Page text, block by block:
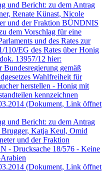
und Bericht: zu dem Antrag
Renate Künast, Nicole
und der Fraktion BÜNDNIS
dem Vorschlag für eine
und des Rates zur
EG des Rates über Honig
13957/12 hier:
Bundesregierung gemäß
Wahlfreiheit für
herstellen - Honig mit
kennzeichnen
(Dokument, Link öffnet
und Bericht: zu dem Antrag
Katja Keul, Omid
und der Fraktion
- Drucksache 18/576 - Keine
(Dokument, Link öffnet